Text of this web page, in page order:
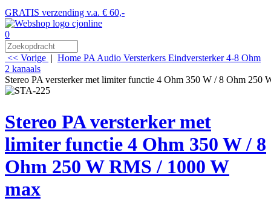
GRATIS verzending v.a. € 60,-
0
<< Vorige | Home PA Audio Versterkers Eindversterker 4-8 Ohm
2 kanaals
Stereo PA versterker met limiter functie 4 Ohm 350 W / 8 Ohm 250
Stereo PA versterker met
limiter functie 4 Ohm 350 W / 8
Ohm 250 W RMS / 1000 W
max